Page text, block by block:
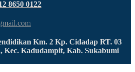
8650 0122
Km. 2 Kp. Cidadap RT. 03
Kec. Kadudampit, Kab. Sukabumi